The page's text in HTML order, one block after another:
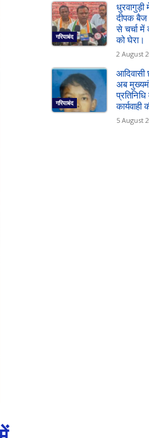
गरियाबंद
दीपक बैज
से चर्चा
को घेरा।
2 August
गरियाबंद
अब
5 August